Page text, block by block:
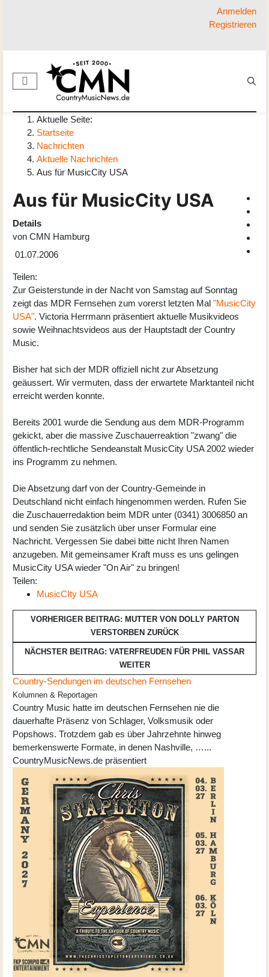
Anmelden
Registrieren
Aktuelle Seite:
Startseite
Nachrichten
Aktuelle Nachrichten
Aus für MusicCity USA
Aus für MusicCity USA
Details
von CMN Hamburg
01.07.2006
Teilen:
Zur Geisterstunde in der Nacht von Samstag auf Sonntag
zeigt das MDR Fernsehen zum vorerst letzten Mal "MusicCity
USA". Victoria Herrmann präsentiert aktuelle Musikvideos
sowie Weihnachtsvideos aus der Hauptstadt der Country
Music.
Bisher hat sich der MDR offiziell nicht zur Absetzung
geäussert. Wir vermuten, dass der erwartete Marktanteil nicht
erreicht werden konnte.
Bereits 2001 wurde die Sendung aus dem MDR-Programm
gekickt, aber die massive Zuschauerreaktion "zwang" die
öffentlich-rechtliche Sendeanstalt MusicCity USA 2002 wieder
ins Programm zu nehmen.
Die Absetzung darf von der Country-Gemeinde in
Deutschland nicht einfach hingenommen werden. Rufen Sie
die Zuschauerredaktion beim MDR unter (0341) 3006850 an
und senden Sie zusätzlich über unser Formular eine
Nachricht. Vergessen Sie dabei bitte nicht Ihren Namen
anzugeben. Mit gemeinsamer Kraft muss es uns gelingen
MusicCity USA wieder "On Air" zu bringen!
Teilen:
MusicCIty USA
VORHERIGER BEITRAG: MUTTER VON DOLLY PARTON
VERSTORBEN ZURÜCK
NÄCHSTER BEITRAG: VATERFREUDEN FÜR PHIL VASSAR
WEITER
Country-Sendungen im deutschen Fernsehen
Kolumnen & Reportagen
Country Music hatte im deutschen Fernsehen nie die
dauerhafte Präsenz von Schlager, Volksmusik oder
Popshows. Trotzdem gab es über Jahrzehnte hinweg
bemerkenswerte Formate, in denen Nashville, …...
CountryMusicNews.de präsentiert